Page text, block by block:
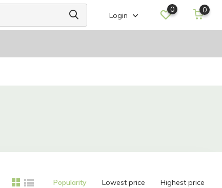
Login
0 0
Popularity Lowest price Highest price